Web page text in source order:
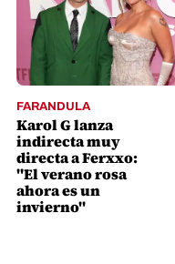
FARANDULA
Karol G lanza
indirecta muy
directa a Ferxxo:
"El verano rosa
ahora es un
invierno"